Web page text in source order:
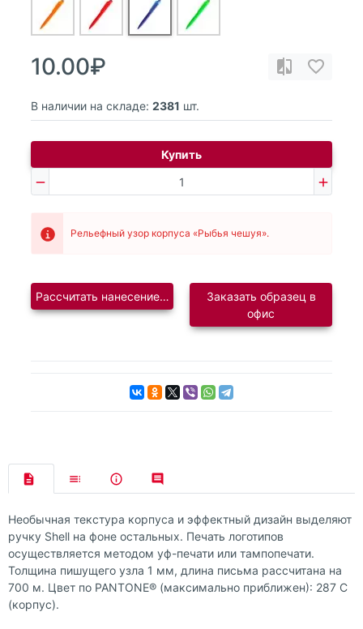
10.00₽
В наличии на складе: 2381 шт.
Купить
Рельефный узор корпуса «Рыбья чешуя».
Рассчитать нанесение логотипаЗаказать образец в
офис
Необычная текстура корпуса и эффектный дизайн выделяют
ручку Shell на фоне остальных. Печать логотипов
осуществляется методом уф-печати или тампопечати.
Толщина пишущего узла 1 мм, длина письма рассчитана на
700 м. Цвет по PANTONE® (максимально приближен): 287 C
(корпус).